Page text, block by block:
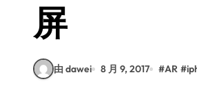
屏
由 dawei 8 月 9, 2017 #AR #